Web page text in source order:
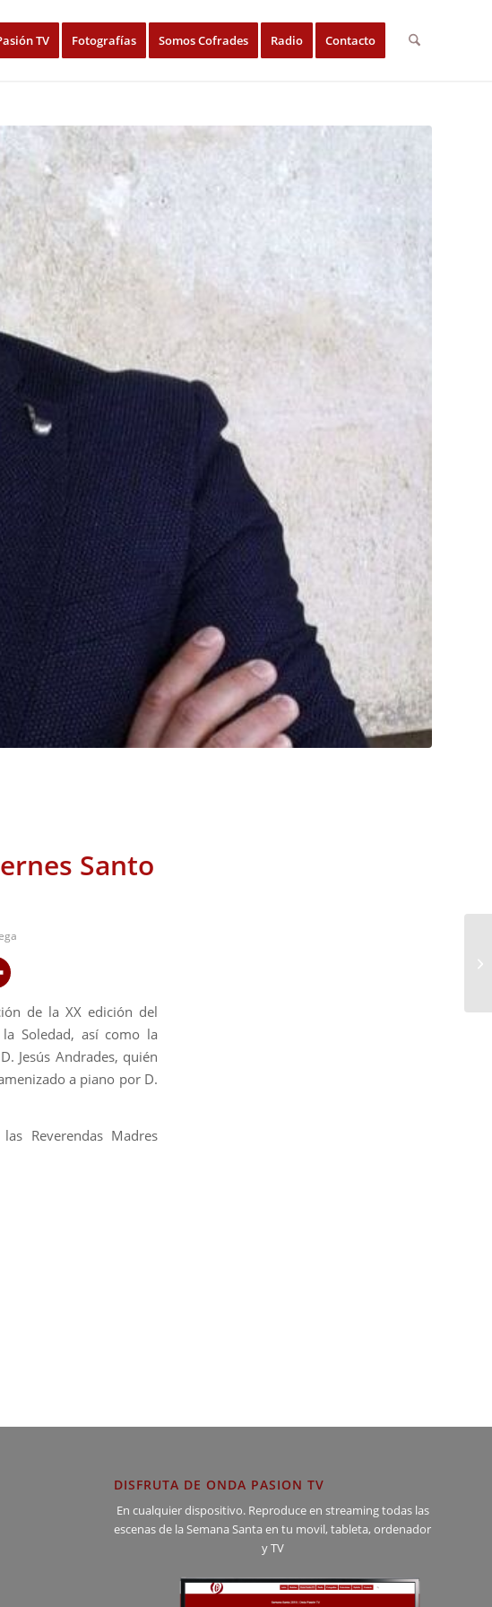
TV Fotografías Somos Cofrades Radio Contacto
Santo
de la XX edición del
Soledad, así como la
Jesús Andrades, quién
a piano por D.
Reverendas Madres
DISFRUTA DE ONDA PASION TV
En cualquier dispositivo. Reproduce en streaming todas las
escenas de la Semana Santa en tu movil, tableta, ordenador
y TV